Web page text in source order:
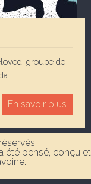
groupe de
En savoir plus
été pensé, conçu et